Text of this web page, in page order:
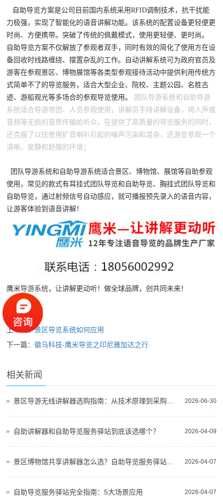
自助导览方案是公司目前国内系统采用RFID调制技术，抗干扰能
力极强，实现了智能化的语音讲解功能。该系统的配置设备更轻便更
时尚、方便携带。突破了传统的佩戴模式，使用更轻便、更时尚。
自助导览方案不仅解放了参观者双手，同时有效的简化了使用方在设
备回收时线路缠绕、摆置杂乱的工作。自动讲解系统可为政府官员及
游客在参观景区、博物展馆等各类型参观接待活动中提供利用传统方
式简单不了的导览服务，适合大型企业、院校、主题公园、名胜古
迹、游船观光等多场合的参观导览使用。
团队导游系统和自助导游
系统适合导游带团、人员参观使用，讲解员手持讲解设备，将人声或
音频等无损的音质传输给听众，在提供了高质量的导览服务的同时，
还克服了以往使用扩音喇叭引起的噪声污染和混杂，还游览参观一个
清晰、安静和舒服的环境；
团队导游系统和自助导游系统适合景区、博物馆、展馆等自助参观
使用，常见的款式有耳挂式团队导览和自助导览、胸挂式团队导览和
自助导览，通过射频信号自动感应，就可播报预先录入的语音内容，
让游客体验到语音讲解！
鹰米导游系统，让讲解更动听！做全球品牌，创共同未来！
上一篇：景区导览系统如何应用
下一篇：徽马科技-鹰米导览之印尼雅加达之行
相关新闻
2026-06-30
2026-04-09
自助讲解器和自助导览服务驿站到底该选哪个？
2026-04-07
2026-04-07
自助导览服务驿站完全指南：5大场景应用